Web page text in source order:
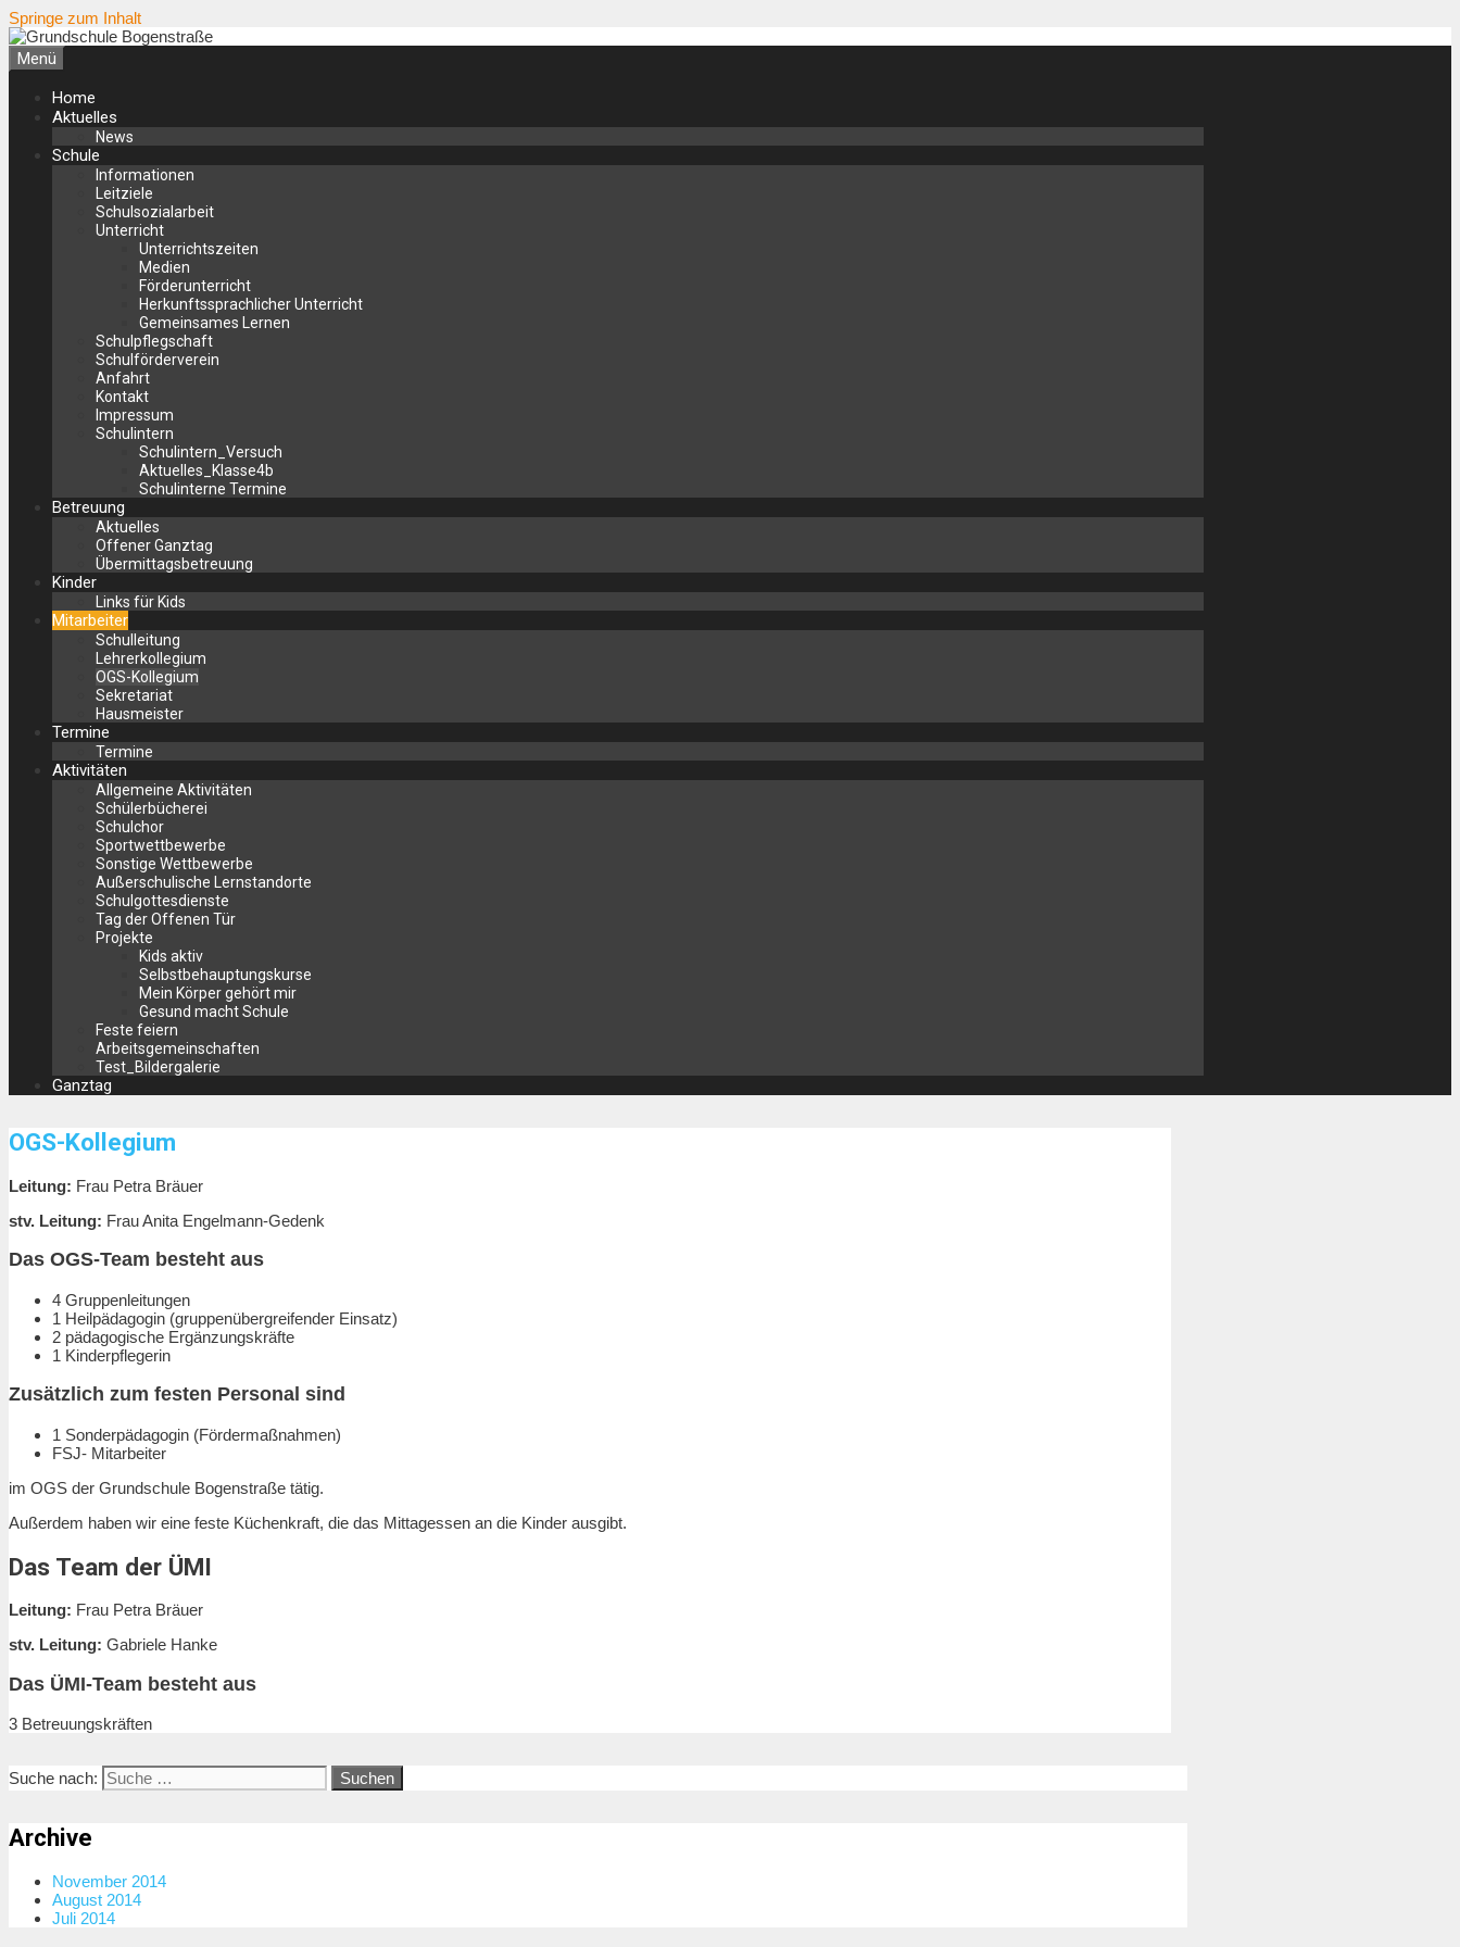
Springe zum Inhalt
Menü
Home
Aktuelles
News
Schule
Informationen
Leitziele
Schulsozialarbeit
Unterricht
Unterrichtszeiten
Medien
Förderunterricht
Herkunftssprachlicher Unterricht
Gemeinsames Lernen
Schulpflegschaft
Schulförderverein
Anfahrt
Kontakt
Impressum
Schulintern
Schulintern_Versuch
Aktuelles_Klasse4b
Schulinterne Termine
Betreuung
Aktuelles
Offener Ganztag
Übermittagsbetreuung
Kinder
Links für Kids
Mitarbeiter
Schulleitung
Lehrerkollegium
OGS-Kollegium
Sekretariat
Hausmeister
Termine
Termine
Aktivitäten
Allgemeine Aktivitäten
Schülerbücherei
Schulchor
Sportwettbewerbe
Sonstige Wettbewerbe
Außerschulische Lernstandorte
Schulgottesdienste
Tag der Offenen Tür
Projekte
Kids aktiv
Selbstbehauptungskurse
Mein Körper gehört mir
Gesund macht Schule
Feste feiern
Arbeitsgemeinschaften
Test_Bildergalerie
Ganztag
OGS-Kollegium
Leitung: Frau Petra Bräuer
stv. Leitung: Frau Anita Engelmann-Gedenk
Das OGS-Team besteht aus
4 Gruppenleitungen
1 Heilpädagogin (gruppenübergreifender Einsatz)
2 pädagogische Ergänzungskräfte
1 Kinderpflegerin
Zusätzlich zum festen Personal sind
1 Sonderpädagogin (Fördermaßnahmen)
FSJ- Mitarbeiter
im OGS der Grundschule Bogenstraße tätig.
Außerdem haben wir eine feste Küchenkraft, die das Mittagessen an die Kinder ausgibt.
Das Team der ÜMI
Leitung: Frau Petra Bräuer
stv. Leitung: Gabriele Hanke
Das ÜMI-Team besteht aus
3 Betreuungskräften
Suche nach:
Archive
November 2014
August 2014
Juli 2014